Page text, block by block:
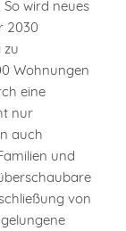
wird neues
2030
zu
Wohnungen
eine
nur
auch
und
von